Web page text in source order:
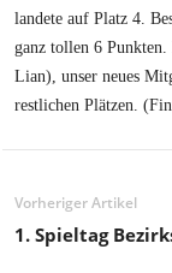
landete auf Platz 4.
ganz tollen 6
Lian), unser neues
restlichen Plätzen.
Vorheriger Artikel
1. Spieltag